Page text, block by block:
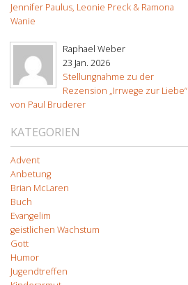
Jennifer Paulus, Leonie Preck & Ramona
Wanie
Raphael Weber
23 Jan. 2026
Stellungnahme zu der
Rezension „Irrwege zur Liebe“
von Paul Bruderer
KATEGORIEN
Advent
Anbetung
Brian McLaren
Buch
Evangelim
geistlichen Wachstum
Gott
Humor
Jugendtreffen